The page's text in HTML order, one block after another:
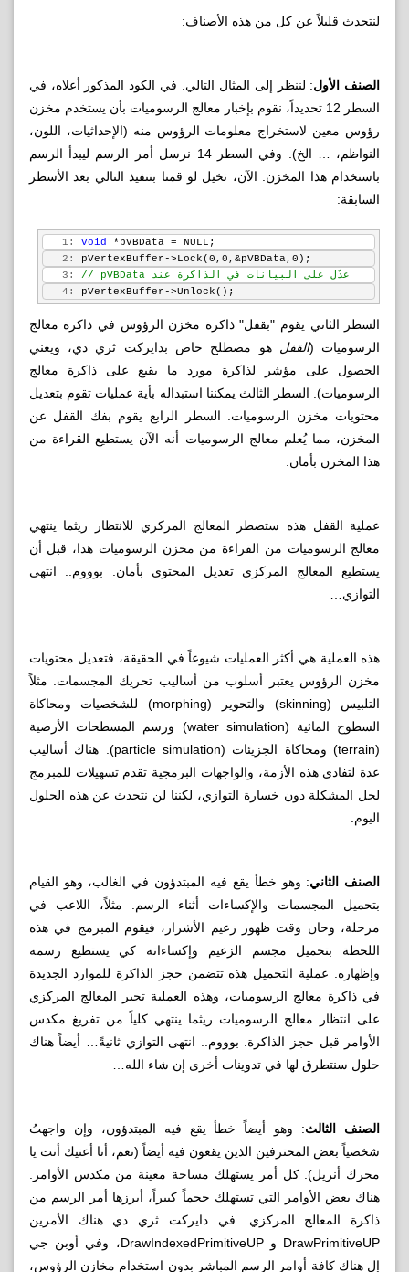
لنتحدث قليلاً عن كل من هذه الأصناف:
الصنف الأول: لننظر إلى المثال التالي. في الكود المذكور أعلاه، في
السطر 12 تحديداً، نقوم بإخبار معالج الرسوميات بأن يستخدم مخزن
رؤوس معين لاستخراج معلومات الرؤوس منه (الإحداثيات، اللون،
النواظم، … الخ). وفي السطر 14 نرسل أمر الرسم ليبدأ الرسم
باستخدام هذا المخزن. الآن، تخيل لو قمنا بتنفيذ التالي بعد الأسطر
السابقة:
   1:
void
*pVBData = NULL;
   2:
pVertexBuffer->Lock(0,0,&pVBData,0);
   3:
// pVBData عدّل على البيانات في الذاكرة عند
   4:
pVertexBuffer->Unlock();
السطر الثاني يقوم "بقفل" ذاكرة مخزن الرؤوس في ذاكرة معالج
الرسوميات (القفل هو مصطلح خاص بدايركت ثري دي، ويعني
الحصول على مؤشر لذاكرة مورد ما يقبع على ذاكرة معالج
الرسوميات). السطر الثالث يمكننا استبداله بأية عمليات تقوم بتعديل
محتويات مخزن الرسوميات. السطر الرابع يقوم بفك القفل عن
المخزن، مما يُعلم معالج الرسوميات أنه الآن يستطيع القراءة من
هذا المخزن بأمان.
عملية القفل هذه ستضطر المعالج المركزي للانتظار ريثما ينتهي
معالج الرسوميات من القراءة من مخزن الرسوميات هذا، قبل أن
يستطيع المعالج المركزي تعديل المحتوى بأمان. بوووم.. انتهى
التوازي…
هذه العملية هي أكثر العمليات شيوعاً في الحقيقة، فتعديل محتويات
مخزن الرؤوس يعتبر أسلوب من أساليب تحريك المجسمات. مثلاً
التلبيس (skinning) والتحوير (morphing) للشخصيات ومحاكاة
السطوح المائية (water simulation) ورسم المسطحات الأرضية
(terrain) ومحاكاة الجزيئات (particle simulation). هناك أساليب
عدة لتفادي هذه الأزمة، والواجهات البرمجية تقدم تسهيلات للمبرمج
لحل المشكلة دون خسارة التوازي، لكننا لن نتحدث عن هذه الحلول
اليوم.
الصنف الثاني: وهو خطأ يقع فيه المبتدؤون في الغالب، وهو القيام
بتحميل المجسمات والإكساءات أثناء الرسم. مثلاً، اللاعب في
مرحلة، وحان وقت ظهور زعيم الأشرار، فيقوم المبرمج في هذه
اللحظة بتحميل مجسم الزعيم وإكساءاته كي يستطيع رسمه
وإظهاره. عملية التحميل هذه تتضمن حجز الذاكرة للموارد الجديدة
في ذاكرة معالج الرسوميات، وهذه العملية تجبر المعالج المركزي
على انتظار معالج الرسوميات ريثما ينتهي كلياً من تفريغ مكدس
الأوامر قبل حجز الذاكرة. بوووم.. انتهى التوازي ثانيةً… أيضاً هناك
حلول سنتطرق لها في تدوينات أخرى إن شاء الله…
الصنف الثالث: وهو أيضاً خطأ يقع فيه المبتدؤون، وإن واجهتُ
شخصياً بعض المحترفين الذين يقعون فيه أيضاً (نعم، أنا أعنيك أنت يا
محرك أنريل). كل أمر يستهلك مساحة معينة من مكدس الأوامر.
هناك بعض الأوامر التي تستهلك حجماً كبيراً، أبرزها أمر الرسم من
ذاكرة المعالج المركزي. في دايركت ثري دي هناك الأمرين
DrawPrimitiveUP و DrawIndexedPrimitiveUP، وفي أوبن جي
إل هناك كافة أوامر الرسم المباشر بدون استخدام مخازن الرؤوس،